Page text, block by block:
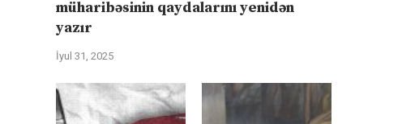
müharibəsinin qaydalarını yenidən
yazır
İyul 31, 2025